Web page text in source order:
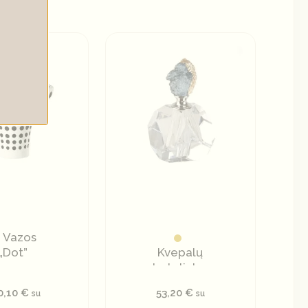
Vazos
„Dot”
€ su
Kvepalų
buteliukas
natūraliu
53,20 € su